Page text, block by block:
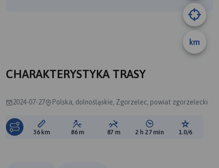
km
CHARAKTERYSTYKA TRASY
2024-07-27 Polska, dolnośląskie, Zgorzelec, powiat zgorzelecki
Długość trasy:
36 km Suma przewyższeń:
86 m Suma spadków:
87 m Średni czas potrzebny
2 h 27 min Ocena
1.0/6